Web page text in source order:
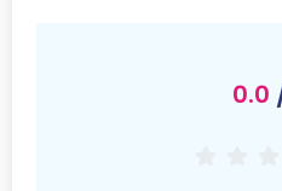
0.0